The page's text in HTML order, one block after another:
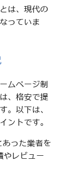
は、現代の
っていま
ムページ制
、格安で提
。以下は、
ントです。
った業者を
やレビュー